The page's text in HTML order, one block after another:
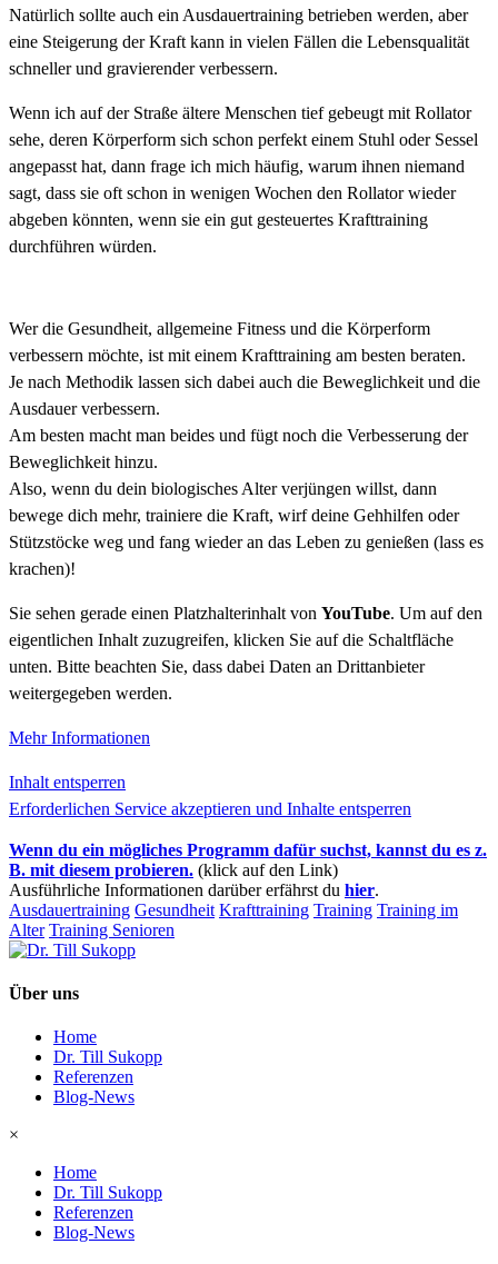
Natürlich sollte auch ein Ausdauertraining betrieben werden, aber
eine Steigerung der Kraft kann in vielen Fällen die Lebensqualität
schneller und gravierender verbessern.
Wenn ich auf der Straße ältere Menschen tief gebeugt mit Rollator
sehe, deren Körperform sich schon perfekt einem Stuhl oder Sessel
angepasst hat, dann frage ich mich häufig, warum ihnen niemand
sagt, dass sie oft schon in wenigen Wochen den Rollator wieder
abgeben könnten, wenn sie ein gut gesteuertes Krafttraining
durchführen würden.
Wer die Gesundheit, allgemeine Fitness und die Körperform
verbessern möchte, ist mit einem Krafttraining am besten beraten.
Je nach Methodik lassen sich dabei auch die Beweglichkeit und die
Ausdauer verbessern.
Am besten macht man beides und fügt noch die Verbesserung der
Beweglichkeit hinzu.
Also, wenn du dein biologisches Alter verjüngen willst, dann
bewege dich mehr, trainiere die Kraft, wirf deine Gehhilfen oder
Stützstöcke weg und fang wieder an das Leben zu genießen (lass es
krachen)!
Sie sehen gerade einen Platzhalterinhalt von YouTube. Um auf den
eigentlichen Inhalt zuzugreifen, klicken Sie auf die Schaltfläche
unten. Bitte beachten Sie, dass dabei Daten an Drittanbieter
weitergegeben werden.
Mehr Informationen
Inhalt entsperren
Erforderlichen Service akzeptieren und Inhalte entsperren
Wenn du ein mögliches Programm dafür suchst, kannst du es z.
B. mit diesem probieren. (klick auf den Link)
Ausführliche Informationen darüber erfährst du hier.
Ausdauertraining Gesundheit Krafttraining Training Training im
Alter Training Senioren
Über uns
Home
Dr. Till Sukopp
Referenzen
Blog-News
×
Home
Dr. Till Sukopp
Referenzen
Blog-News